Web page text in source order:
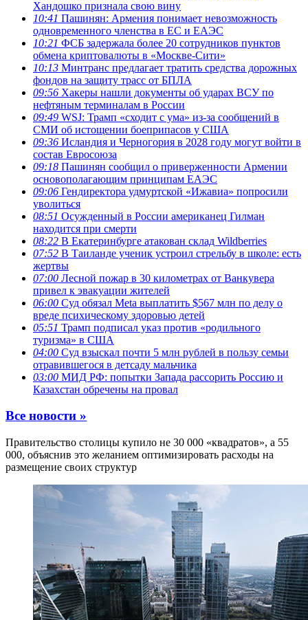
Хандошко признала свою вину
10:41 Пашинян: Армения понимает невозможность
одновременного членства в ЕС и ЕАЭС
10:21 ФСБ задержала более 20 сотрудников пунктов
обмена криптовалюты в «Москве-Сити»
10:13 Минтранс предлагает тратить средства дорожных
фондов на защиту трасс от БПЛА
09:56 Хакеры нашли документы об ударах ВСУ по
нефтяным терминалам в России
09:49 WSJ: Трамп «сходит с ума» из-за сообщений в
СМИ об истощении боеприпасов у США
09:36 Исландия и Черногория в 2028 году могут войти в
состав Евросоюза
09:18 Пашинян сообщил о приверженности Армении
основополагающим принципам ЕАЭС
09:06 Гендиректора удмуртской «Ижавиа» попросили
уволиться
08:51 Осужденный в России американец Гилман
находится при смерти
08:22 В Екатеринбурге атакован склад Wildberries
07:52 В Таиланде ученик устроил стрельбу в школе: есть
жертвы
07:00 Лесной пожар в 30 километрах от Ванкувера
привел к эвакуации жителей
06:00 Суд обязал Meta выплатить $567 млн по делу о
вреде психическому здоровью детей
05:51 Трамп подписал указ против «родильного
туризма» в США
04:00 Суд взыскал почти 5 млн рублей в пользу семьи
отравившегося в детсаду мальчика
03:00 МИД РФ: попытки Запада рассорить Россию и
Казахстан обречены на провал
Все новости »
Правительство столицы купило не 30 000 «квадратов», а 55
000, объяснив это желанием оптимизировать расходы на
размещение своих структур